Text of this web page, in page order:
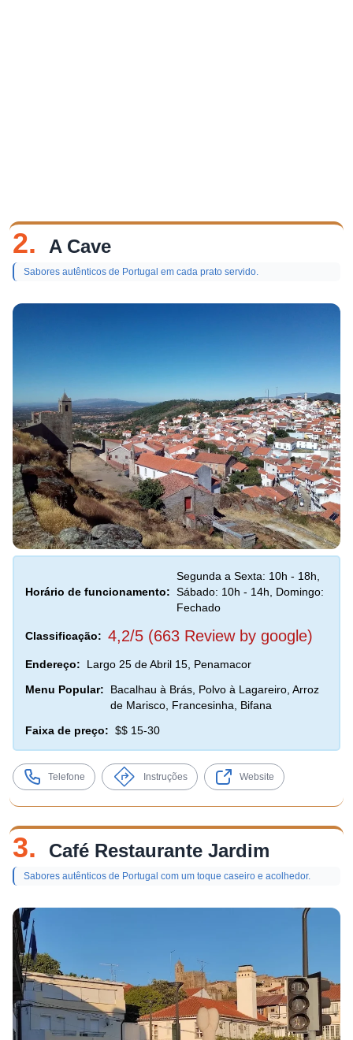
2. A Cave
Sabores autênticos de Portugal em cada prato servido.
Horário de funcionamento:
Segunda a Sexta: 10h - 18h,
Sábado: 10h - 14h, Domingo:
Fechado
Classificação: 4,2/5 (663 Review by google)
Endereço:
Largo 25 de Abril 15, Penamacor
Menu Popular:
Bacalhau à Brás, Polvo à Lagareiro, Arroz
de Marisco, Francesinha, Bifana
Faixa de preço: $$ 15-30
Telefone Instruções Website
3. Café Restaurante Jardim
Sabores autênticos de Portugal com um toque caseiro e acolhedor.